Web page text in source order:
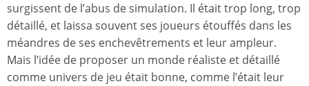
surgissent de l’abus de simulation. Il était trop long, trop
détaillé, et laissa souvent ses joueurs étouffés dans les
méandres de ses enchevêtrements et leur ampleur.
Mais l’idée de proposer un monde réaliste et détaillé
comme univers de jeu était bonne, comme l’était leur